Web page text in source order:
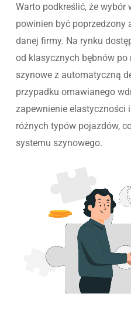
Warto podkreślić, że wybór
powinien być poprzedzony
danej firmy. Na rynku
od klasycznych bębnów po
szynowe z automatyczną
przypadku omawianego
zapewnienie elastyczności
różnych typów pojazdów,
systemu szynowego.